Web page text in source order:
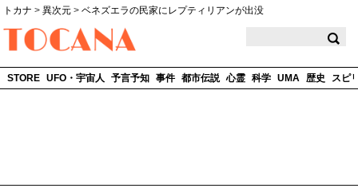
トカナ > 異次元 > ベネズエラの民家にレプティリアンが出没
STORE UFO・宇宙人 予言予知 事件 都市伝説 心霊 科学 UMA 歴史 スピ